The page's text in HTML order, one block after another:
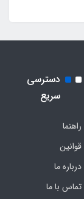
دسترسی
سریع
راهنما
قوانین
درباره ما
تماس با ما